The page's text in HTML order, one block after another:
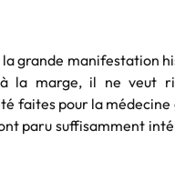
grande manifestation
la marge, il ne veut
faites pour la
paru suffisamment